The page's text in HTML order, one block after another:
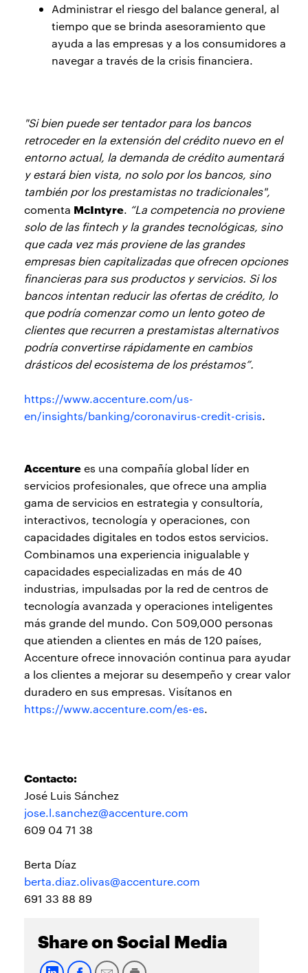
Administrar el riesgo del balance general, al
tiempo que se brinda asesoramiento que
ayuda a las empresas y a los consumidores a
navegar a través de la crisis financiera.
"Si bien puede ser tentador para los bancos
retroceder en la extensión del crédito nuevo en el
entorno actual, la demanda de crédito aumentará
y estará bien vista, no solo por los bancos, sino
también por los prestamistas no tradicionales",
comenta McIntyre. “La competencia no proviene
solo de las fintech y la grandes tecnológicas, sino
que cada vez más proviene de las grandes
empresas bien capitalizadas que ofrecen opciones
financieras para sus productos y servicios. Si los
bancos intentan reducir las ofertas de crédito, lo
que podría comenzar como un lento goteo de
clientes que recurren a prestamistas alternativos
podría convertirse rápidamente en cambios
drásticos del ecosistema de los préstamos”.
https://www.accenture.com/us-
en/insights/banking/coronavirus-credit-crisis.
Accenturees una compañía global líder en
servicios profesionales, que ofrece una amplia
gama de servicios en estrategia y consultoría,
interactivos, tecnología y operaciones, con
capacidades digitales en todos estos servicios.
Combinamos una experiencia inigualable y
capacidades especializadas en más de 40
industrias, impulsadas por la red de centros de
tecnología avanzada y operaciones inteligentes
más grande del mundo. Con 509,000 personas
que atienden a clientes en más de 120 países,
Accenture ofrece innovación continua para ayudar
a los clientes a mejorar su desempeño y crear valor
duradero en sus empresas. Visítanos en
https://www.accenture.com/es-es.
Contacto:
José Luis Sánchez
jose.l.sanchez@accenture.com
609 04 71 38
Berta Díaz
berta.diaz.olivas@accenture.com
691 33 88 89
Share on Social Media